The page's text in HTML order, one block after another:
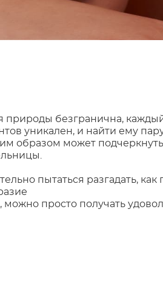
природы безгранична,
уникален, и найти ему
образом может подчеркнуть
пытаться разгадать, как
можно просто получать